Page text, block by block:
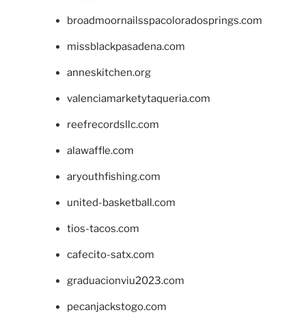
broadmoornailsspacoloradosprings.com
missblackpasadena.com
anneskitchen.org
valenciamarketytaqueria.com
reefrecordsllc.com
alawaffle.com
aryouthfishing.com
united-basketball.com
tios-tacos.com
cafecito-satx.com
graduacionviu2023.com
pecanjackstogo.com